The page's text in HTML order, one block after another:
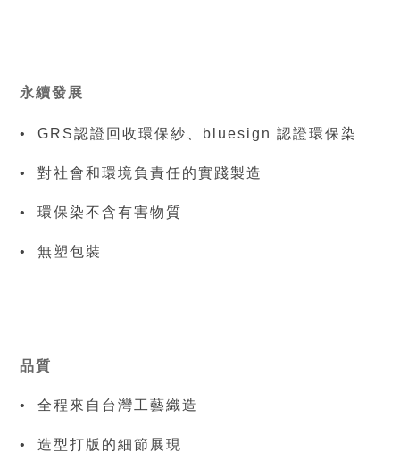
永續發展
•  GRS認證回收環保紗、bluesign 認證環保染
•  對社會和環境負責任的實踐製造
•  環保染不含有害物質
•  無塑包裝
品質
•  全程來自台灣工藝織造
•  造型打版的細節展現